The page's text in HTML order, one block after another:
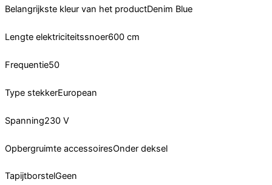
Belangrijkste kleur van het productDenim Blue
Lengte elektriciteitssnoer600 cm
Frequentie50
Type stekkerEuropean
Spanning230 V
Opbergruimte accessoiresOnder deksel
TapijtborstelGeen